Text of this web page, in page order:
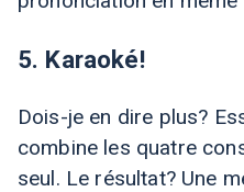
5. Karaoké!
Dois-je en dire plus?
combine les quatre
seul. Le résultat? Une